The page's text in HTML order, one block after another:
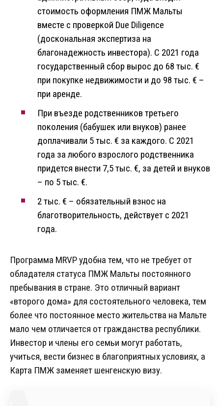
стоимость оформления ПМЖ Мальты
вместе с проверкой Due Diligence
(доскональная экспертиза на
благонадежность инвестора). С 2021 года
государственный сбор вырос до 68 тыс. €
при покупке недвижимости и до 98 тыс. € –
при аренде.
При въезде родственников третьего
поколения (бабушек или внуков) ранее
доплачивали 5 тыс. € за каждого. С 2021
года за любого взрослого родственника
придется внести 7,5 тыс. €, за детей и внуков
– по 5 тыс. €.
2 тыс. € – обязательный взнос на
благотворительность, действует с 2021
года.
Программа MRVP удобна тем, что не требует от
обладателя статуса ПМЖ Мальты постоянного
пребывания в стране. Это отличный вариант
«второго дома» для состоятельного человека, тем
более что постоянное место жительства на Мальте
мало чем отличается от гражданства республики.
Инвестор и члены его семьи могут работать,
учиться, вести бизнес в благоприятных условиях, а
Карта ПМЖ заменяет шенгенскую визу.